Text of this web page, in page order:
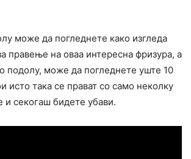
може да погледнете како изгледа
правење на оваа интересна фризура, а
подолу, може да погледнете уште 10
исто така се прават со само неколку
и секогаш бидете убави.